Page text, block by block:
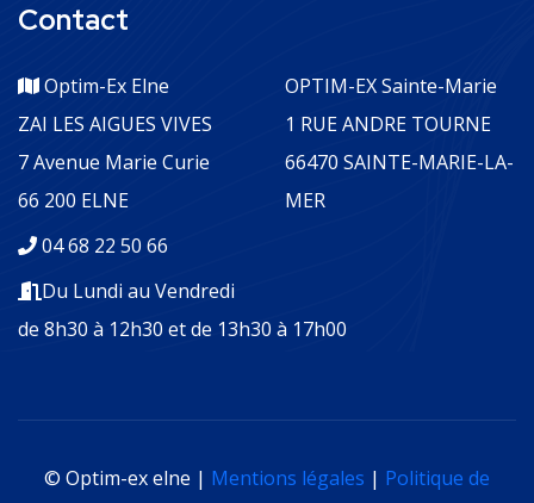
Contact
Optim-Ex Elne
ZAI LES AIGUES VIVES
7 Avenue Marie Curie
66 200 ELNE
OPTIM-EX Sainte-Marie
1 RUE ANDRE TOURNE
66470 SAINTE-MARIE-LA-
MER
04 68 22 50 66
Du Lundi au Vendredi
de 8h30 à 12h30 et de 13h30 à 17h00
© Optim-ex elne | Mentions légales | Politique de